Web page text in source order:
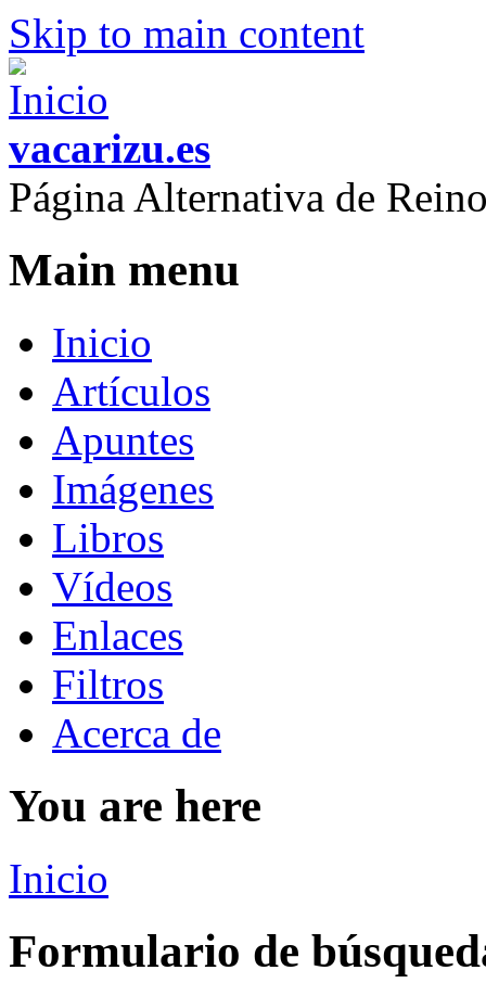
Skip to main content
vacarizu.es
Página Alternativa de
Main menu
Inicio
Artículos
Apuntes
Imágenes
Libros
Vídeos
Enlaces
Filtros
Acerca de
You are here
Inicio
Formulario de